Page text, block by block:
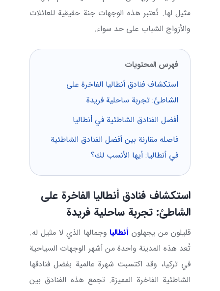
مثيل لها. تُعتبر هذه الوجهات جنة حقيقية للعائلات
والأزواج الشباب على حد سواء.
فهرس المحتويات
استكشاف فنادق أنطاليا الفاخرة على
الشاطئ: تجربة ساحلية فريدة
أفضل الفنادق الشاطئية في أنطاليا
فاصله مقارنة بين أفضل الفنادق الشاطئية
في أنطاليا: أيها الأنسب لك؟
استكشاف فنادق أنطاليا الفاخرة على
الشاطئ: تجربة ساحلية فريدة
قليلون من يجهلون أنطالياوجمالها الذي لا مثيل له.
تُعد هذه المدينة واحدة من أشهر الوجهات السياحية
في تركيا، وقد اكتسبت شهرة عالمية بفضل فنادقها
الشاطئية الفاخرة المميزة. تجمع هذه الفنادق بين